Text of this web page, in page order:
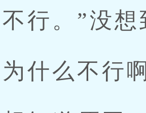
行。”没想
什么不行